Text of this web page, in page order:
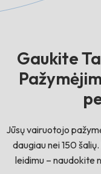
Gaukite
Jūsų vairuotojo
daugiau nei 150
leidimu – naudokite